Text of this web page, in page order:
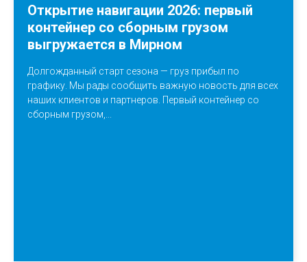
Открытие навигации 2026: первый
контейнер со сборным грузом
выгружается в Мирном
Долгожданный старт сезона — груз прибыл по
графику. Мы рады сообщить важную новость для всех
наших клиентов и партнеров. Первый контейнер со
сборным грузом,...